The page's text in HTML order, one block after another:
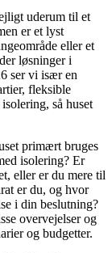
uderum til et
er et lyst
eller et
løsninger i
ser vi især en
fleksible
så huset
primært bruges
isolering? Er
eller er du mere til
er du, og hvor
i din beslutning?
overvejelser og
og budgetter.